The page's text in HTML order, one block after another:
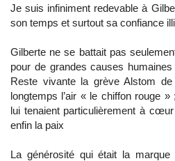
Je suis infiniment redevable à
son temps et surtout sa confiance
Gilberte ne se battait pas
pour de grandes causes
Reste vivante la grève Alstom
longtemps l’air « le chiffon rouge
lui tenaient particulièrement à
enfin la paix
La générosité qui était la marque